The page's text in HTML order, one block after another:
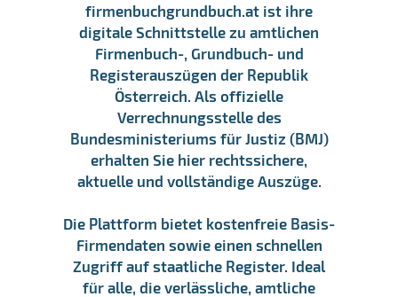
firmenbuchgrundbuch.at ist ihre
digitale Schnittstelle zu amtlichen
Firmenbuch-, Grundbuch- und
Registerauszügen der Republik
Österreich. Als offizielle
Verrechnungsstelle des
Bundesministeriums für Justiz (BMJ)
erhalten Sie hier rechtssichere,
aktuelle und vollständige Auszüge.
Die Plattform bietet kostenfreie Basis-
Firmendaten sowie einen schnellen
Zugriff auf staatliche Register. Ideal
für alle, die verlässliche, amtliche